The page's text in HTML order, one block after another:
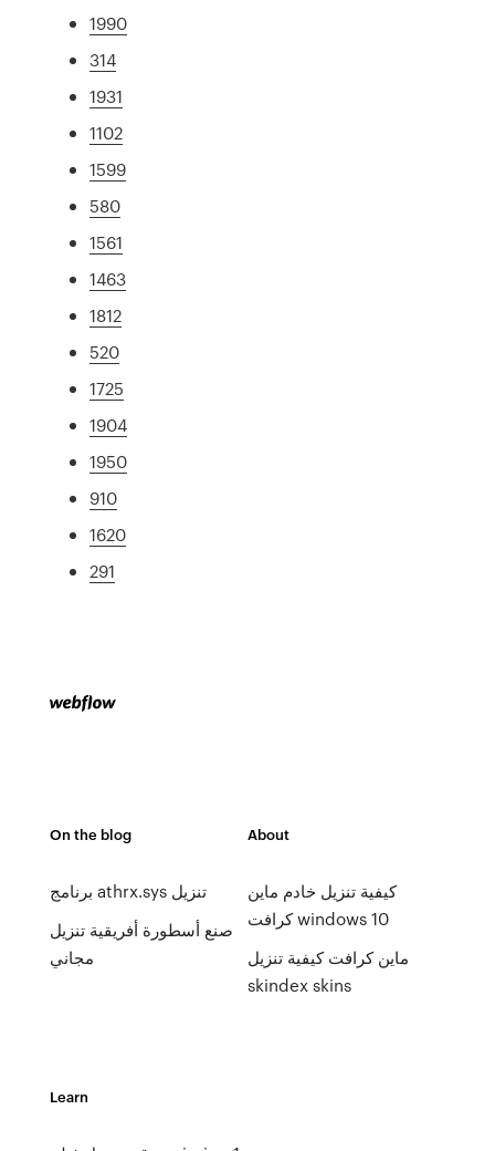
1990
314
1931
1102
1599
580
1561
1463
1812
520
1725
1904
1950
910
1620
291
On the blog
برنامج athrx.sys تنزيل
صنع أسطورة أفريقية تنزيل
مجاني
About
كيفية تنزيل خادم ماين
كرافت windows 10
ماين كرافت كيفية تنزيل
skindex skins
Learn